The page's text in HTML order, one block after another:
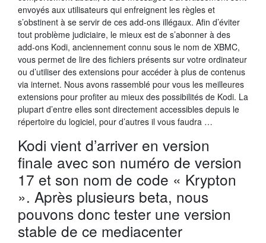
envoyés aux utilisateurs qui enfreignent les règles et
s’obstinent à se servir de ces add-ons illégaux. Afin d’éviter
tout problème judiciaire, le mieux est de s’abonner à des
add-ons Kodi, anciennement connu sous le nom de XBMC,
vous permet de lire des fichiers présents sur votre ordinateur
ou d’utiliser des extensions pour accéder à plus de contenus
via internet. Nous avons rassemblé pour vous les meilleures
extensions pour profiter au mieux des possibilités de Kodi. La
plupart d’entre elles sont directement accessibles depuis le
répertoire du logiciel, pour d’autres il vous faudra …
Kodi vient d’arriver en version
finale avec son numéro de version
17 et son nom de code « Krypton
». Après plusieurs beta, nous
pouvons donc tester une version
stable de ce mediacenter